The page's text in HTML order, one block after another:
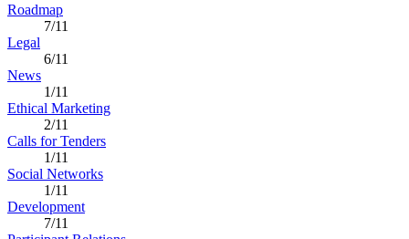
Roadmap
7/11
Legal
6/11
News
1/11
Ethical Marketing
2/11
Calls for Tenders
1/11
Social Networks
1/11
Development
7/11